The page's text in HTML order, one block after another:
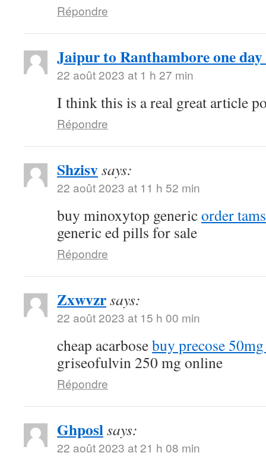
Répondre
Jaipur to Ranthambore one
22 août 2023 at 1 h 27 min
I think this is a real great article
Répondre
Shzisvsays:
22 août 2023 at 11 h 52 min
buy minoxytop genericorder
generic ed pills for sale
Répondre
Zxwvzrsays:
22 août 2023 at 15 h 00 min
cheap acarbosebuy precose
griseofulvin 250 mg online
Répondre
Ghposlsays:
22 août 2023 at 21 h 08 min